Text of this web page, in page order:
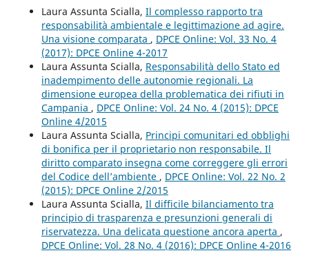
Laura Assunta Scialla, Il complesso rapporto tra
responsabilità ambientale e legittimazione ad agire.
Una visione comparata , DPCE Online: Vol. 33 No. 4
(2017): DPCE Online 4-2017
Laura Assunta Scialla, Responsabilità dello Stato ed
inadempimento delle autonomie regionali. La
dimensione europea della problematica dei rifiuti in
Campania , DPCE Online: Vol. 24 No. 4 (2015): DPCE
Online 4/2015
Laura Assunta Scialla, Principi comunitari ed obblighi
di bonifica per il proprietario non responsabile. Il
diritto comparato insegna come correggere gli errori
del Codice dell’ambiente , DPCE Online: Vol. 22 No. 2
(2015): DPCE Online 2/2015
Laura Assunta Scialla, Il difficile bilanciamento tra
principio di trasparenza e presunzioni generali di
riservatezza. Una delicata questione ancora aperta ,
DPCE Online: Vol. 28 No. 4 (2016): DPCE Online 4-2016